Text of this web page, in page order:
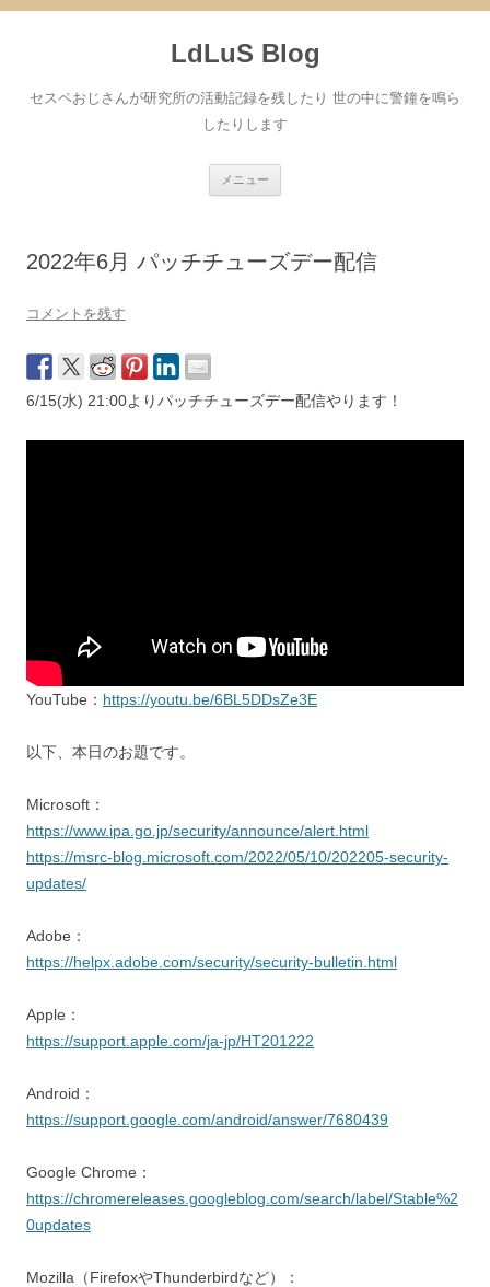
へ
ス
LdLuS Blog
セスペおじさんが研究所の活動記録を残したり 世の中に警鐘を鳴ら
したりします
メニュー
2022年6月 パッチチューズデー配信
コメントを残す
6/15(水) 21:00よりパッチチューズデー配信やります！
YouTube： https://youtu.be/6BL5DDsZe3E
以下、本日のお題です。
Microsoft：
https://www.ipa.go.jp/security/announce/alert.html
https://msrc-blog.microsoft.com/2022/05/10/202205-security-
updates/
Adobe：
https://helpx.adobe.com/security/security-bulletin.html
Apple：
https://support.apple.com/ja-jp/HT201222
Android：
https://support.google.com/android/answer/7680439
Google Chrome：
https://chromereleases.googleblog.com/search/label/Stable%2
0updates
Mozilla（FirefoxやThunderbirdなど）：